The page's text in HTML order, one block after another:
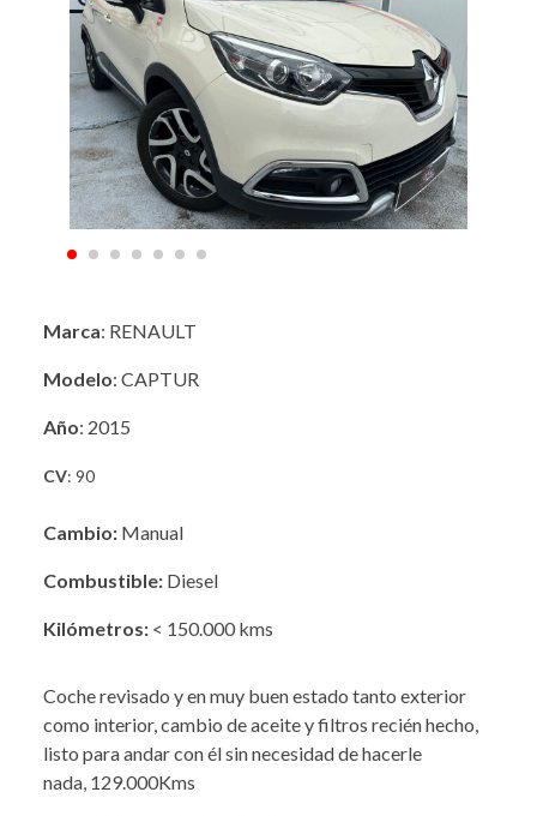
Marca: RENAULT
Modelo: CAPTUR
Año: 2015
CV: 90
Cambio: Manual
Combustible: Diesel
Kilómetros: < 150.000 kms
Coche revisado y en muy buen estado tanto exterior
como interior, cambio de aceite y filtros recién hecho,
listo para andar con él sin necesidad de hacerle
nada, 129.000Kms